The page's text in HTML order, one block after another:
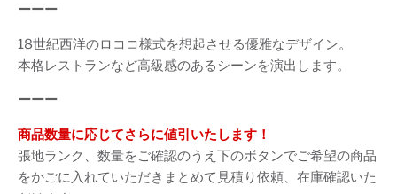
ーーー
18世紀西洋のロココ様式を想起させる優雅なデザイン。
本格レストランなど高級感のあるシーンを演出します。
ーーー
商品数量に応じてさらに値引いたします！
張地ランク、数量をご確認のうえ下のボタンでご希望の商品
をかごに入れていただきまとめて見積り依頼、在庫確認いた